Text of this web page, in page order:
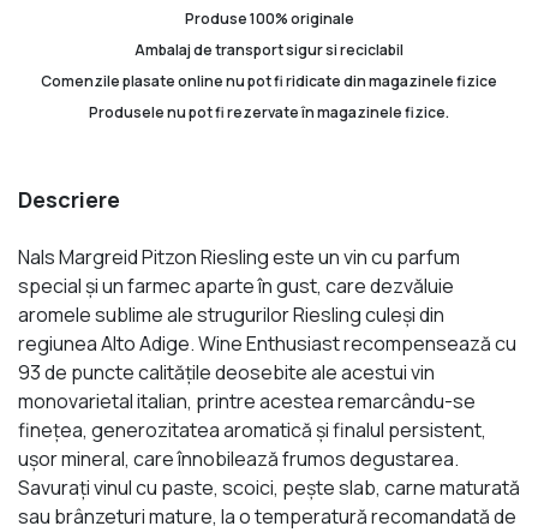
Produse 100% originale
Ambalaj de transport sigur si reciclabil
Comenzile plasate online nu pot fi ridicate din magazinele fizice
Produsele nu pot fi rezervate în magazinele fizice.
Descriere
Nals Margreid Pitzon Riesling este un vin cu parfum
special şi un farmec aparte în gust, care dezvăluie
aromele sublime ale strugurilor Riesling culeşi din
regiunea Alto Adige. Wine Enthusiast recompensează cu
93 de puncte calităţile deosebite ale acestui vin
monovarietal italian, printre acestea remarcându-se
fineţea, generozitatea aromatică şi finalul persistent,
uşor mineral, care înnobilează frumos degustarea.
Savuraţi vinul cu paste, scoici, pește slab, carne maturată
sau brânzeturi mature, la o temperatură recomandată de